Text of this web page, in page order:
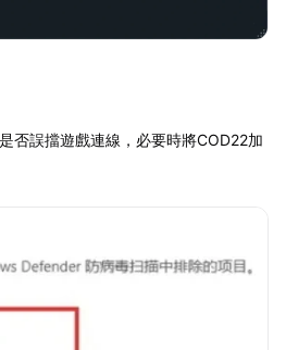
否誤擋遊戲連線，必要時將COD22加